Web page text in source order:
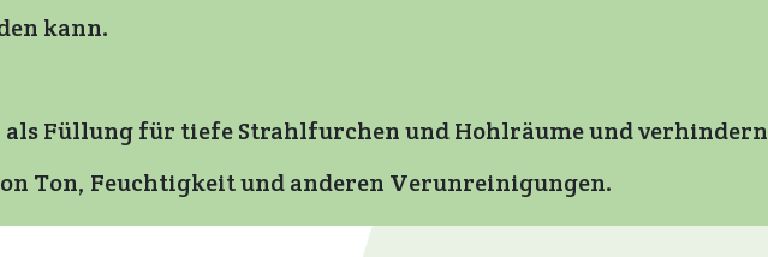
kann.
als Füllung für tiefe Strahlfurchen und Hohlräume und verhindern
Ton, Feuchtigkeit und anderen Verunreinigungen.